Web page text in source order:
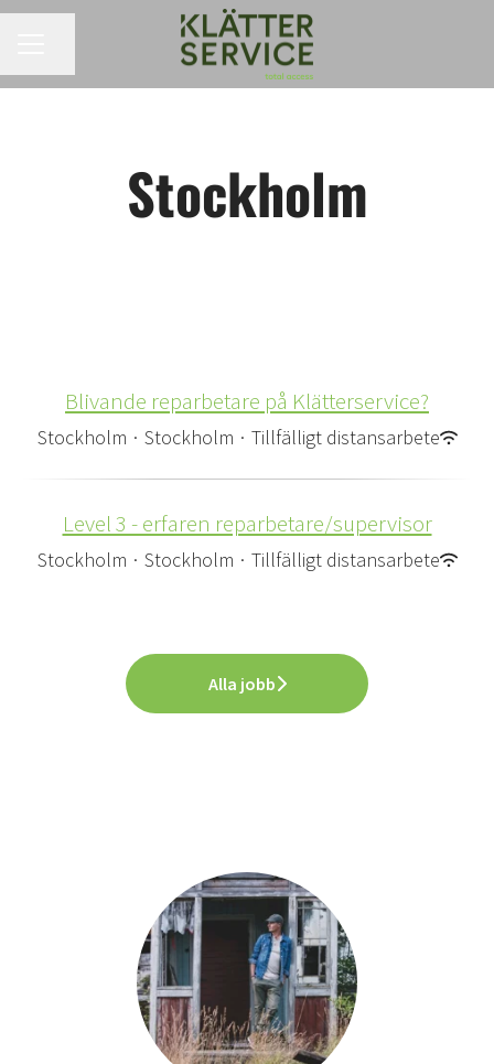
Stockholm
Blivande reparbetare på Klätterservice?
Stockholm · Stockholm · Tillfälligt distansarbete
Level 3 - erfaren reparbetare/supervisor
Stockholm · Stockholm · Tillfälligt distansarbete
Alla jobb